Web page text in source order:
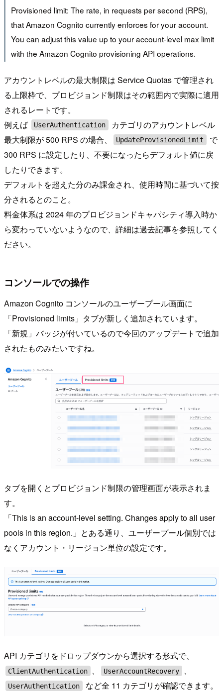
Provisioned limit: The rate, in requests per second (RPS),
that Amazon Cognito currently enforces for your account.
You can adjust this value up to your account-level max limit
with the Amazon Cognito provisioning API operations.
アカウントレベルの最大制限は Service Quotas で管理され
る上限枠で、プロビジョンド制限はその範囲内で実際に適用
されるレートです。
例えば
UserAuthentication
カテゴリのアカウントレベル
最大制限が 500 RPS の場合、
UpdateProvisionedLimit
で
300 RPS に設定したり、不要になったらデフォルト値に戻
したりできます。
デフォルトを超えた分のみ課金され、使用時間に基づいて按
分されるとのこと。
料金体系は 2024 年のプロビジョンドキャパシティ導入時か
ら変わっていないようなので、詳細は過去記事を参照してく
ださい。
コンソールでの操作
Amazon Cognito コンソールのユーザープール画面に
「Provisioned limits」タブが新しく追加されています。
「新規」バッジが付いているので今回のアップデートで追加
されたものみたいですね。
タブを開くとプロビジョンド制限の管理画面が表示されま
す。
「This is an account-level setting. Changes apply to all user
pools in this region.」とある通り、ユーザープール個別では
なくアカウント・リージョン単位の設定です。
API カテゴリをドロップダウンから選択する形式で、
ClientAuthentication 、 UserAccountRecovery 、
UserAuthentication など全 11 カテゴリが確認できます。